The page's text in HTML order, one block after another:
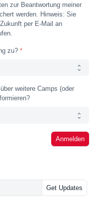
zur Beantwortung meiner
werden. Hinweis: Sie
per E-Mail an
zu?
weitere Camps (oder
Anmelden
Get Updates